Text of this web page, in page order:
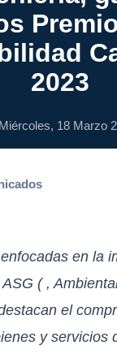
2023
18 Marzo
en la
( ,
el
y servicios